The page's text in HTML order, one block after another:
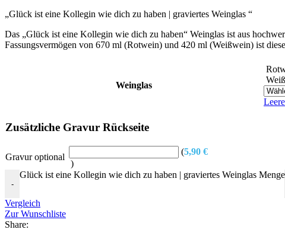
„Glück ist eine Kollegin wie dich zu haben | graviertes Weinglas “
Das „Glück ist eine Kollegin wie dich zu haben“ Weinglas ist aus
Fassungsvermögen von 670 ml (Rotwein) und 420 ml (Weißwein) ist
Weinglas
Zusätzliche Gravur Rückseite
Gravur optional
(5,90 €
)
-
Glück ist eine Kollegin wie dich zu haben | graviertes Weinglas Menge
Vergleich
Zur Wunschliste
Share: